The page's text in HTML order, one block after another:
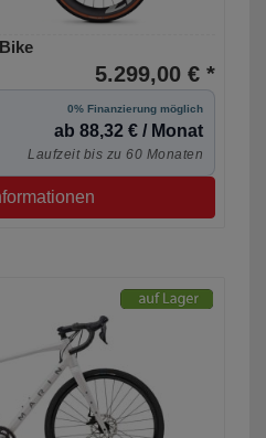
5.299,00 € *
0% Finanzierung möglich
ab 88,32 € / Monat
Laufzeit bis zu 60 Monaten